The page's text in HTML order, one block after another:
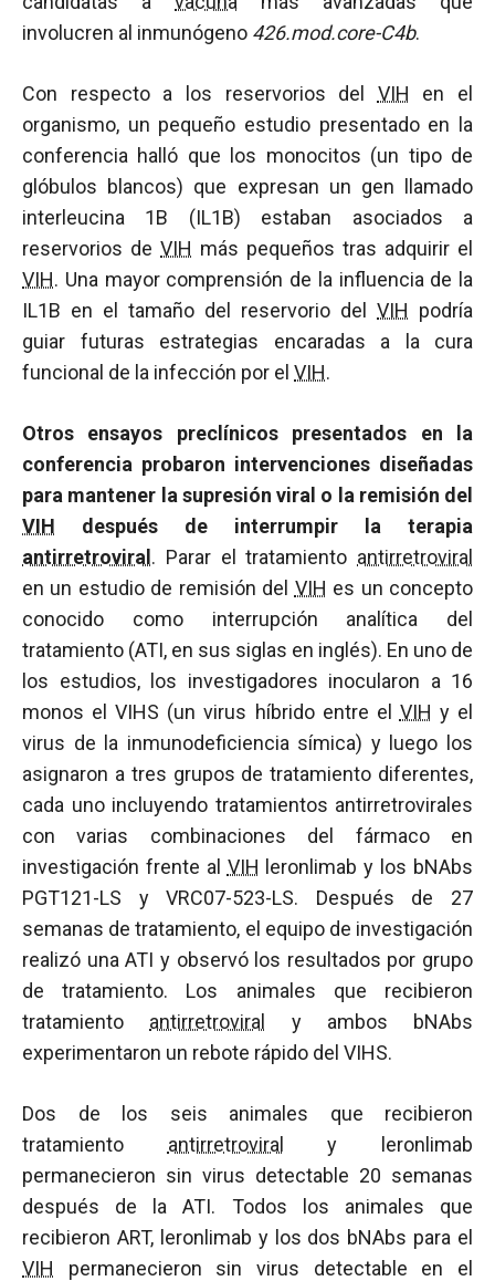
involucren al inmunógeno 426.mod.core-C4b.
Con respecto a los reservorios del VIH en el
organismo, un pequeño estudio presentado en la
conferencia halló que los monocitos (un tipo de
glóbulos blancos) que expresan un gen llamado
interleucina 1B (IL1B) estaban asociados a
reservorios de VIH más pequeños tras adquirir el
VIH. Una mayor comprensión de la influencia de la
IL1B en el tamaño del reservorio del VIH podría
guiar futuras estrategias encaradas a la cura
funcional de la infección por el VIH.
Otros ensayos preclínicos presentados en la
conferencia probaron intervenciones diseñadas
para mantener la supresión viral o la remisión del
VIH después de interrumpir la terapia
antirretroviral . Parar el tratamiento antirretroviral
en un estudio de remisión del VIH es un concepto
conocido como interrupción analítica del
tratamiento (ATI, en sus siglas en inglés). En uno de
los estudios, los investigadores inocularon a 16
monos el VIHS (un virus híbrido entre el VIH y el
virus de la inmunodeficiencia símica) y luego los
asignaron a tres grupos de tratamiento diferentes,
cada uno incluyendo tratamientos antirretrovirales
con varias combinaciones del fármaco en
investigación frente al VIH leronlimab y los bNAbs
PGT121-LS y VRC07-523-LS. Después de 27
semanas de tratamiento, el equipo de investigación
realizó una ATI y observó los resultados por grupo
de tratamiento. Los animales que recibieron
tratamiento antirretroviral
y ambos bNAbs
experimentaron un rebote rápido del VIHS.
Dos de los seis animales que recibieron
tratamiento antirretroviral
y leronlimab
permanecieron sin virus detectable 20 semanas
después de la ATI. Todos los animales que
recibieron ART, leronlimab y los dos bNAbs para el
VIH permanecieron sin virus detectable en el